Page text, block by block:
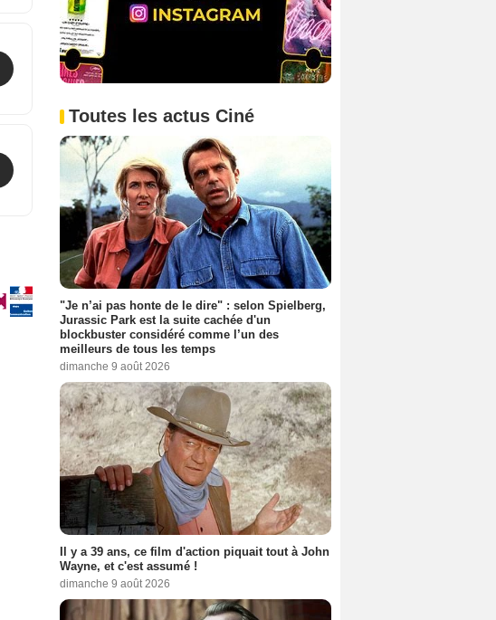
Toutes les actus Ciné
"Je n’ai pas honte de le dire" : selon Spielberg,
Jurassic Park est la suite cachée d'un
blockbuster considéré comme l’un des
meilleurs de tous les temps
dimanche 9 août 2026
Il y a 39 ans, ce film d'action piquait tout à John
Wayne, et c'est assumé !
dimanche 9 août 2026